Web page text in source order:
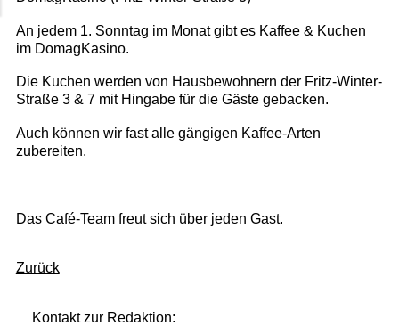
An jedem 1. Sonntag im Monat gibt es Kaffee & Kuchen
im DomagKasino.
Die Kuchen werden von Hausbewohnern der Fritz-Winter-
Straße 3 & 7 mit Hingabe für die Gäste gebacken.
Auch können wir fast alle gängigen Kaffee-Arten
zubereiten.
Das Café-Team freut sich über jeden Gast.
Zurück
Kontakt zur Redaktion: